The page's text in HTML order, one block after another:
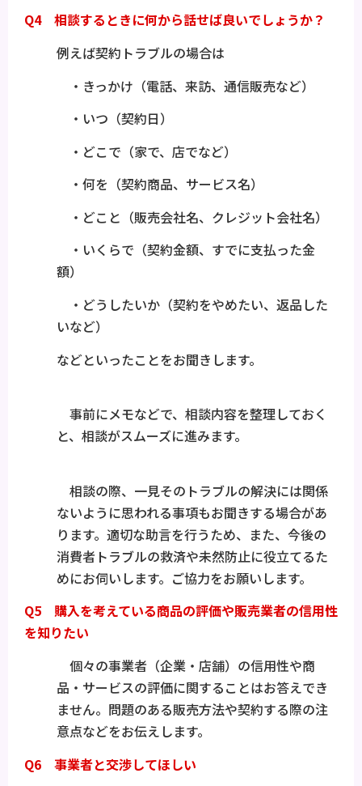
Q4 相談するときに何から話せば良いでしょうか？
例えば契約トラブルの場合は
・きっかけ（電話、来訪、通信販売など）
・いつ（契約日）
・どこで（家で、店でなど）
・何を（契約商品、サービス名）
・どこと（販売会社名、クレジット会社名）
・いくらで（契約金額、すでに支払った金
額）
・どうしたいか（契約をやめたい、返品した
いなど）
などといったことをお聞きします。
事前にメモなどで、相談内容を整理しておく
と、相談がスムーズに進みます。
相談の際、一見そのトラブルの解決には関係
ないように思われる事項もお聞きする場合があ
ります。適切な助言を行うため、また、今後の
消費者トラブルの救済や未然防止に役立てるた
めにお伺いします。ご協力をお願いします。
Q5 購入を考えている商品の評価や販売業者の信用性
を知りたい
個々の事業者（企業・店舗）の信用性や商
品・サービスの評価に関することはお答えでき
ません。問題のある販売方法や契約する際の注
意点などをお伝えします。
Q6 事業者と交渉してほしい